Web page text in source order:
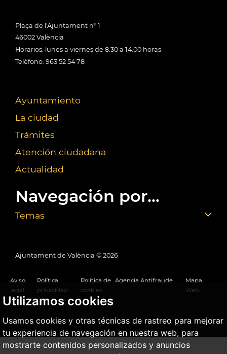
Utilizamos cookies
Usamos cookies y otras técnicas de rastreo para mejorar
tu experiencia de navegación en nuestra web, para
mostrarte contenidos personalizados y anuncios
Plaça de l'Ajuntament nº 1
46002 València
Horarios: lunes a viernes de 8:30 a 14:00 horas
Teléfono: 963 52 54 78
Ayuntamiento
La ciudad
Trámites
Atención ciudadana
Actualidad
Navegación por...
Temas
Ajuntament de València © 2026
Aviso
legal
Política
privacidad
Política de
cookies
Agencia Antifraude
Mapa
Web